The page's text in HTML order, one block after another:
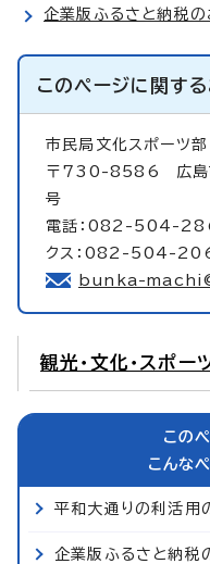
企業版ふるさと納税の
このページに関する
市民局文化スポーツ
〒730-8586 広島
号
電話：082-504-
クス：082-504-
bunka-
観光・文化・スポー
この
こんな
平和大通りの利活用
企業版ふるさと納税